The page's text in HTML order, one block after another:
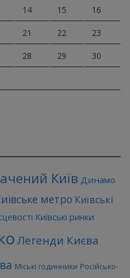
14 15 16
21 22 23
28 29 30
Київ Динамо
метро Київські
Київські ринки
Легенди Києва
Міські годинники Російсько-